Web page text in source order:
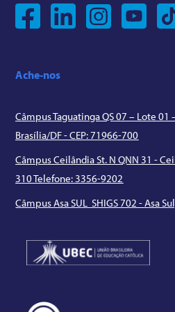
Ache-nos
Câmpus Taguatinga QS 07 – Lote 01
Brasília/DF - CEP: 71966-700
Câmpus Ceilândia St. N QNN 31 -
310 Telefone: 3356-9202
Câmpus Asa SUL SHIGS 702 - Asa